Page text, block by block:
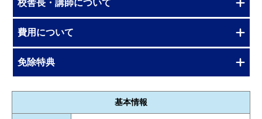
校舎長・講師について
費用について
免除特典
基本情報